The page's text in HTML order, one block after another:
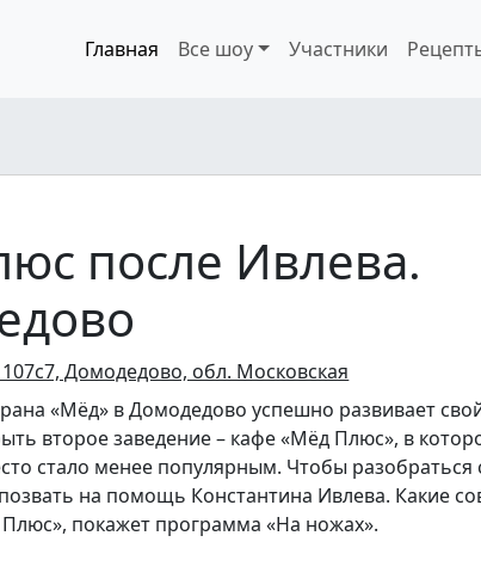
Главная Все шоу Участники
после Ивлева.
Домодедово, обл. Московская
«Мёд» в Домодедово успешно развивает
второе заведение – кафе «Мёд Плюс», в
стало менее популярным. Чтобы
на помощь Константина Ивлева. Какие
покажет программа «На ножах».